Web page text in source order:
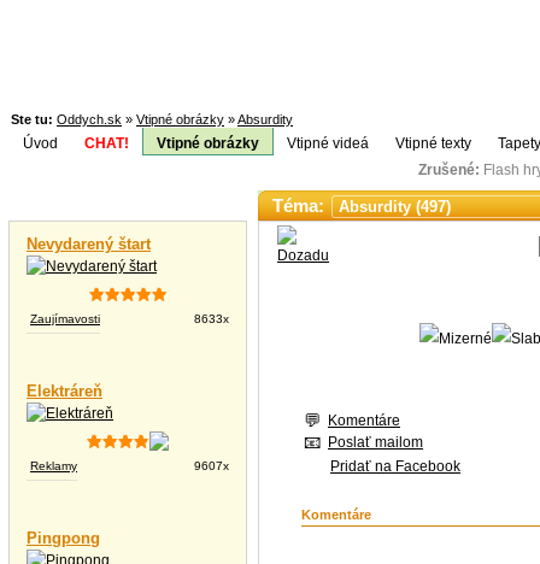
Ste tu: Oddych.sk » Vtipné obrázky »Absurdity
Úvod CHAT! Vtipné obrázky Vtipné videá Vtipné texty
Zrušené: Flash
Nevydarený štart
Zaujímavosti 8633x
Elektráreň
Reklamy 9607x
Pingpong
Téma:
Komentáre
Poslať mailom
Pridať na Facebook
Komentáre